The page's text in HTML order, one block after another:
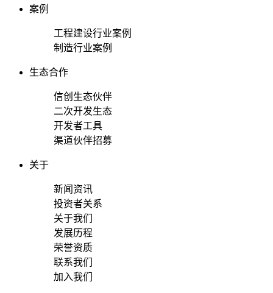
案例
工程建设行业案例
制造行业案例
生态合作
信创生态伙伴
二次开发生态
开发者工具
渠道伙伴招募
关于
新闻资讯
投资者关系
关于我们
发展历程
荣誉资质
联系我们
加入我们